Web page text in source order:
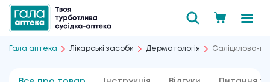
Гала аптека Лікарські засоби Дерматологія Саліцилово-